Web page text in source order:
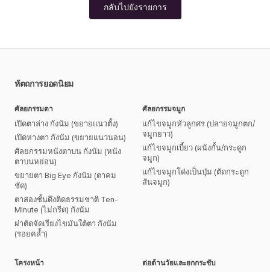
กลับไปยังรายการ
หัตถการยอดนิยม
ศัลยกรรมตา
เปิดตาล่าง กังนัม (ขยายแนวตั้ง)
เปิดหางตา กังนัม (ขยายแนวนอน)
ศัลยกรรมหนังตาบน กังนัม (หนัง
ตาบนหย่อน)
ขยายตา Big Eye กังนัม (ตาคม
ชัด)
ตาสองชั้นดึงติดธรรมชาติ Ten-
Minute (ไม่กรีด) กังนัม
ผ่าตัดจัดเรียงไขมันใต้ตา กังนัม
(รอยคล้ำ)
ศัลยกรรมจมูก
แก้ไขจมูกหัวลูกศร (ปลายจมูกตก/
จมูกยาว)
แก้ไขจมูกเบี้ยว (ผนังกั้น/กระดูก
จมูก)
แก้ไขจมูกโด่งเป็นปุ่ม (ตัดกระดูก
สันจมูก)
โครงหน้า ต่อต้านวัยและยกกระชับ